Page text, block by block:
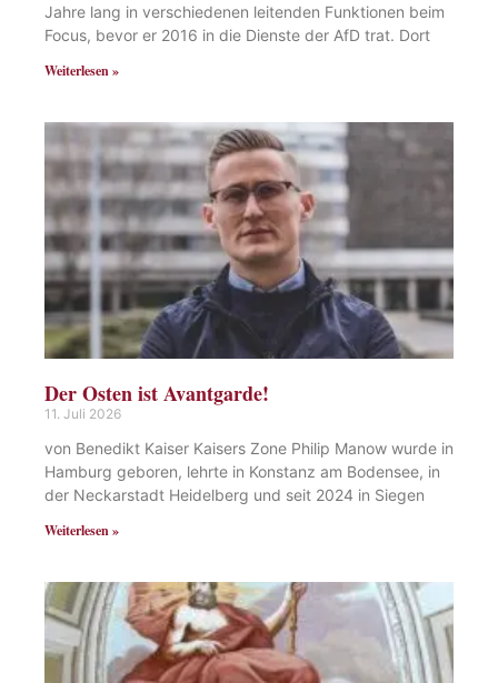
Jahre lang in verschiedenen leitenden Funktionen beim
Focus, bevor er 2016 in die Dienste der AfD trat. Dort
Weiterlesen »
Der Osten ist Avantgarde!
11. Juli 2026
von Benedikt Kaiser Kaisers Zone Philip Manow wurde in
Hamburg geboren, lehrte in Konstanz am Bodensee, in
der Neckarstadt Heidelberg und seit 2024 in Siegen
Weiterlesen »